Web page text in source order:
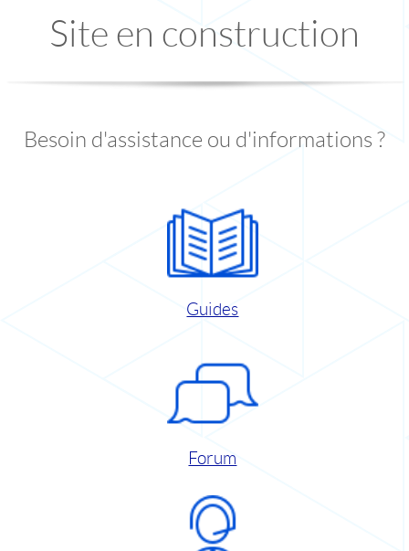
Site en construction
Besoin d'assistance ou d'informations ?
Guides
Forum